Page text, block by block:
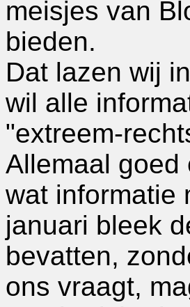
meisjes van
bieden.
Dat lazen wij
wil alle
"extreem-
Allemaal goed
wat informatie
januari bleek
bevatten,
ons vraagt,